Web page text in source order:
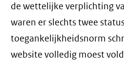
de wettelijke verplichting
waren er slechts twee
toegankelijkheidsnorm
website volledig moest